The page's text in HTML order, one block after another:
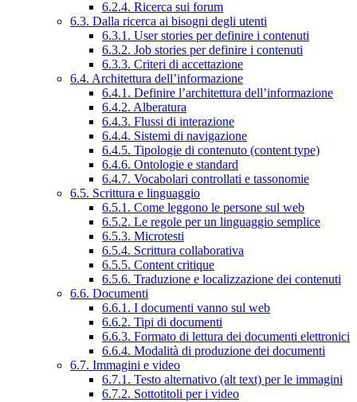
6.2.4. Ricerca sui forum
6.3. Dalla ricerca ai bisogni degli utenti
6.3.1. User stories per definire i contenuti
6.3.2. Job stories per definire i contenuti
6.3.3. Criteri di accettazione
6.4. Architettura dell’informazione
6.4.1. Definire l’architettura dell’informazione
6.4.2. Alberatura
6.4.3. Flussi di interazione
6.4.4. Sistemi di navigazione
6.4.5. Tipologie di contenuto (content type)
6.4.6. Ontologie e standard
6.4.7. Vocabolari controllati e tassonomie
6.5. Scrittura e linguaggio
6.5.1. Come leggono le persone sul web
6.5.2. Le regole per un linguaggio semplice
6.5.3. Microtesti
6.5.4. Scrittura collaborativa
6.5.5. Content critique
6.5.6. Traduzione e localizzazione dei contenuti
6.6. Documenti
6.6.1. I documenti vanno sul web
6.6.2. Tipi di documenti
6.6.3. Formato di lettura dei documenti elettronici
6.6.4. Modalità di produzione dei documenti
6.7. Immagini e video
6.7.1. Testo alternativo (alt text) per le immagini
6.7.2. Sottotitoli per i video